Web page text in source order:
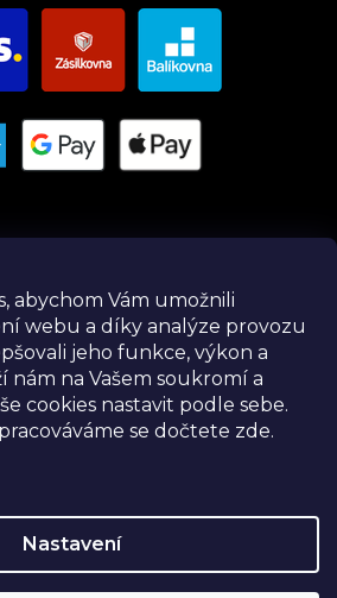
abychom Vám umožnili
webu a díky analýze provozu
jeho funkce, výkon a
nám na Vašem soukromí a
cookies nastavit podle sebe.
se dočtete zde.
Nastavení
Instagram